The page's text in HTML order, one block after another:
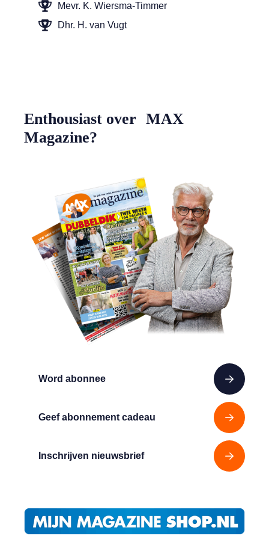
Mevr. K. Wiersma-Timmer
Dhr. H. van Vugt
Word abonnee
Geef abonnement cadeau
Inschrijven nieuwsbrief
Enthousiast over MAX
Magazine?